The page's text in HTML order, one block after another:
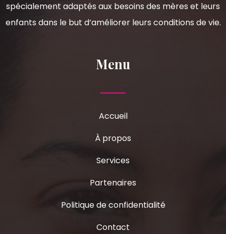
spécialement adaptés aux besoins des mères et leurs
enfants dans le but d’améliorer leurs conditions de vie.
Menu
Accueil
À propos
Services
Partenaires
Politique de confidentialité
Contact